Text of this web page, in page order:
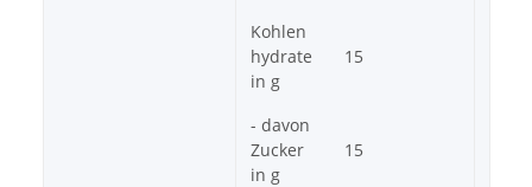
Kohlen
hydrate
in g
15
- davon
Zucker
in g
15